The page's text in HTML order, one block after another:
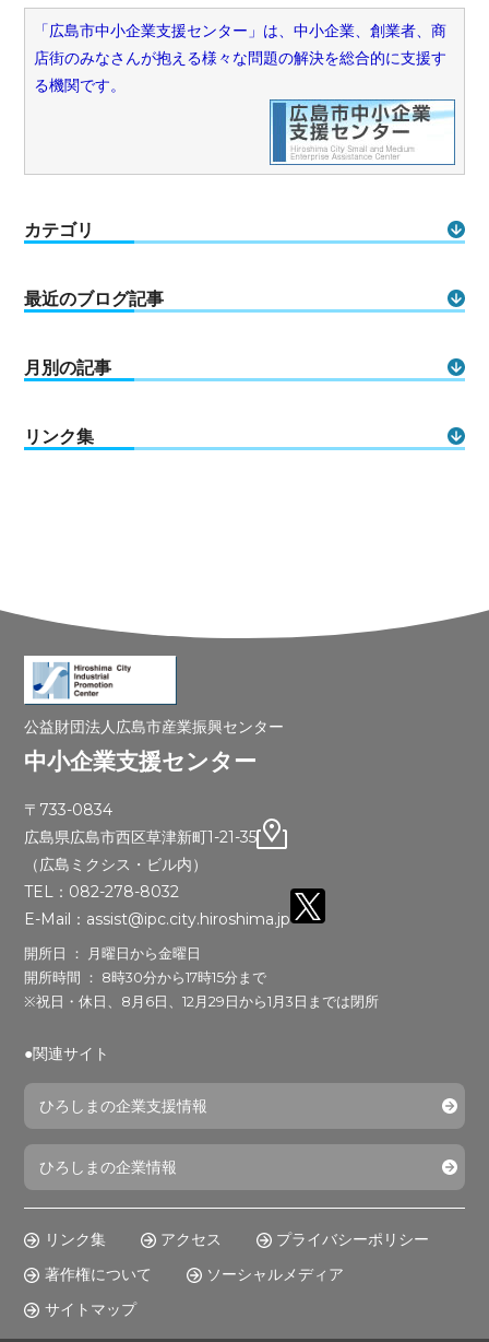
「広島市中小企業支援センター」は、中小企業、創業者、商
店街のみなさんが抱える様々な問題の解決を総合的に支援す
る機関です。
カテゴリ
最近のブログ記事
月別の記事
リンク集
公益財団法人広島市産業振興センター
中小企業支援センター
〒733-0834
広島県広島市西区草津新町1-21-35
（広島ミクシス・ビル内）
TEL：082-278-8032
E-Mail：assist@ipc.city.hiroshima.jp
開所日 ： 月曜日から金曜日
開所時間 ： 8時30分から17時15分まで
※祝日・休日、8月6日、12月29日から1月3日までは閉所
●関連サイト
ひろしまの企業支援情報
ひろしまの企業情報
リンク集 アクセス
プライバシーポリシー
著作権について
ソーシャルメディア
サイトマップ